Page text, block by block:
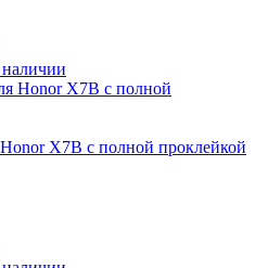
X7B с полной проклейкой